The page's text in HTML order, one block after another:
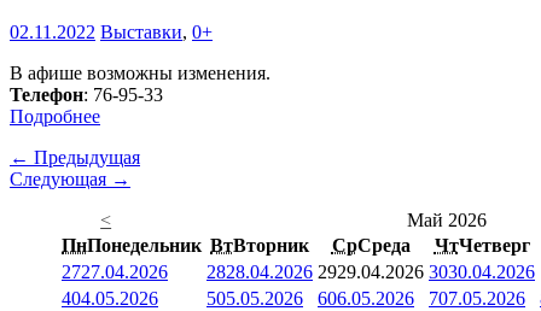
02.11.2022 Выставки, 0+
В афише возможны изменения.
Телефон: 76-95-33
Подробнее
← Предыдущая
Следующая →
<
Май 2026
ПнПонедельник ВтВторник СрСреда ЧтЧетверг
2727.04.2026 2828.04.2026 2929.04.2026 3030.04.2026
404.05.2026 505.05.2026 606.05.2026 707.05.2026